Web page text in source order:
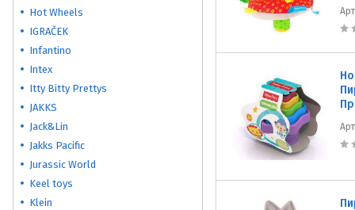
Hot Wheels
IGRAČEK
Infantino
Intex
Itty Bitty Prettys
JAKKS
Jack&Lin
Jakks Pacific
Jurassic World
Keel toys
Klein